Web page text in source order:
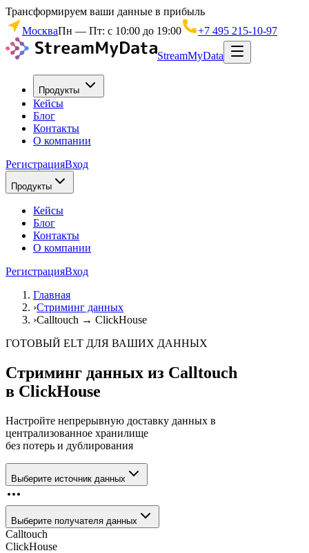
Трансформируем ваши данные в прибыль
МоскваПн — Пт: с 10:00 до 19:00 +7 495 215-10-97
StreamMyData
Продукты
Кейсы
Блог
Контакты
О компании
РегистрацияВход
Продукты
Кейсы
Блог
Контакты
О компании
РегистрацияВход
Главная
›Стриминг данных
›Calltouch → ClickHouse
ГОТОВЫЙ ELT ДЛЯ ВАШИХ ДАННЫХ
Стриминг данных из Calltouch
в ClickHouse
Настройте непрерывную доставку данных в
централизованное хранилище
без потерь и дублирования
Выберите источник данных
Выберите получателя данных
Calltouch
ClickHouse